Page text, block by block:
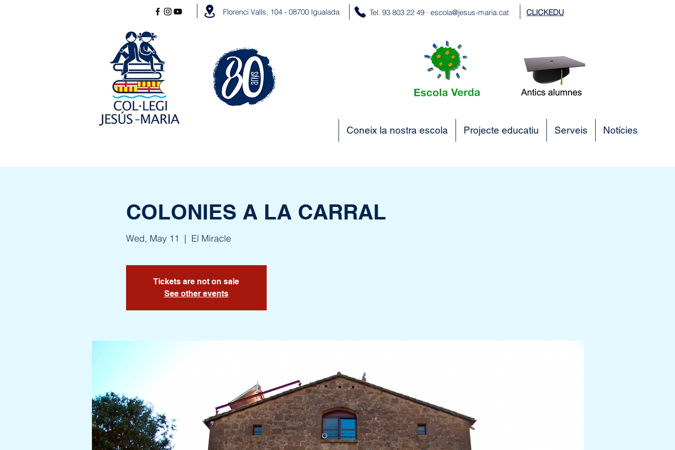
Florenci Valls, 104 - 08700 Igualada Tel. 93 803 22 49 · escola@jesus-maria.cat CLICKEDU
Coneix la nostra escola Projecte educatiu Serveis Notícies
COLONIES A LA CARRAL
Wed, May 11
  |
El Miracle
Tickets are not on sale
See other events